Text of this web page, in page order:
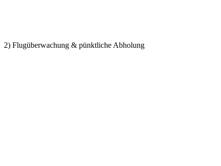
2) Flugüberwachung & pünktliche Abholung